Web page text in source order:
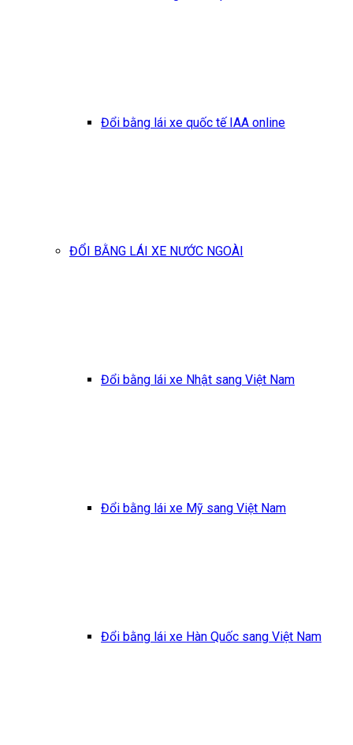
Đổi bằng lái xe quốc tế IAA online
ĐỔI BẰNG LÁI XE NƯỚC NGOÀI
Đổi bằng lái xe Nhật sang Việt Nam
Đổi bằng lái xe Mỹ sang Việt Nam
Đổi bằng lái xe Hàn Quốc sang Việt Nam